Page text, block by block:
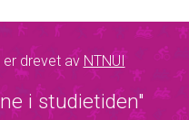
er drevet av NTNUI
i studietiden"